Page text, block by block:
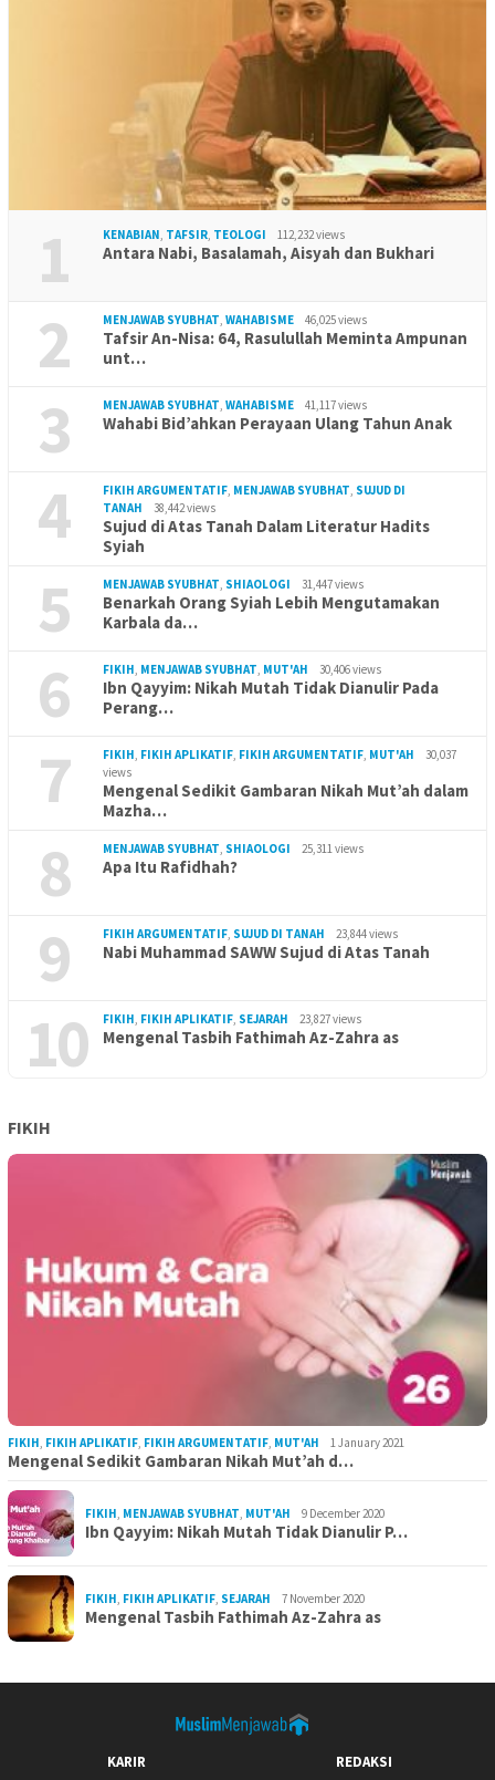
1 KENABIAN TAFSIR TEOLOGI 112,232 views
Antara Nabi, Basalamah, Aisyah dan Bukhari
2 MENJAWAB SYUBHAT WAHABISME 46,025 views
Tafsir An-Nisa: 64, Rasulullah Meminta Ampunan
unt…
3 MENJAWAB SYUBHAT WAHABISME 41,117 views
Wahabi Bid’ahkan Perayaan Ulang Tahun Anak
4 FIKIH ARGUMENTATIF MENJAWAB SYUBHAT SUJUD DI
TANAH
38,442 views
Sujud di Atas Tanah Dalam Literatur Hadits
Syiah
5 MENJAWAB SYUBHAT SHIAOLOGI 31,447 views
Benarkah Orang Syiah Lebih Mengutamakan
Karbala da…
6 FIKIH MENJAWAB SYUBHAT MUT'AH 30,406 views
Ibn Qayyim: Nikah Mutah Tidak Dianulir Pada
Perang…
7 FIKIH FIKIH APLIKATIF FIKIH ARGUMENTATIF MUT'AH
30,037
views
Mengenal Sedikit Gambaran Nikah Mut’ah dalam
Mazha…
8 MENJAWAB SYUBHAT SHIAOLOGI 25,311 views
Apa Itu Rafidhah?
9 FIKIH ARGUMENTATIF SUJUD DI TANAH 23,844 views
Nabi Muhammad SAWW Sujud di Atas Tanah
10 FIKIH FIKIH APLIKATIF SEJARAH 23,827 views
Mengenal Tasbih Fathimah Az-Zahra as
FIKIH
FIKIH FIKIH APLIKATIF FIKIH ARGUMENTATIF MUT'AH 1 January 2021
Mengenal Sedikit Gambaran Nikah Mut’ah d…
FIKIH MENJAWAB SYUBHAT MUT'AH 9 December 2020
Ibn Qayyim: Nikah Mutah Tidak Dianulir P…
FIKIH FIKIH APLIKATIF SEJARAH 7 November 2020
Mengenal Tasbih Fathimah Az-Zahra as
KARIR REDAKSI